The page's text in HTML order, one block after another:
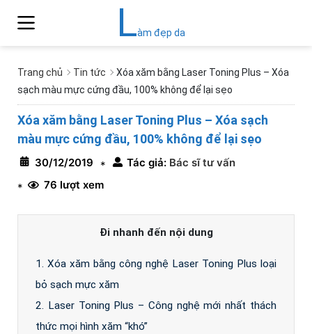
Làm đẹp da
Trang chủ Tin tức
Xóa xăm bằng Laser Toning Plus – Xóa
sạch màu mực cứng đầu, 100% không để lại sẹo
Xóa xăm bằng Laser Toning Plus – Xóa sạch
màu mực cứng đầu, 100% không để lại sẹo
30/12/2019 * Tác giả: Bác sĩ tư vấn
*
76 lượt xem
Đi nhanh đến nội dung
1. Xóa xăm bằng công nghệ Laser Toning Plus loại
bỏ sạch mực xăm
2. Laser Toning Plus – Công nghệ mới nhất thách
thức mọi hình xăm “khó”